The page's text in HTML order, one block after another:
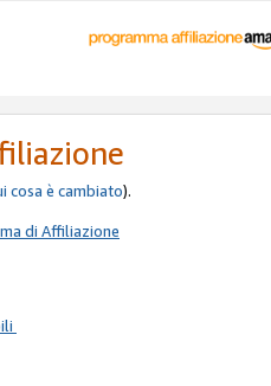
cosa è cambiato).
di Affiliazione